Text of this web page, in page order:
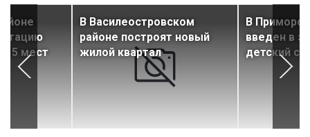
мест
В Василеостровском
районе построят новый
жилой квартал
В
введен в
детский